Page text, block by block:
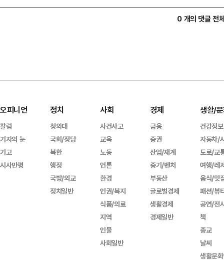
0 개의 댓글 전
오피니언
칼럼
기자의 눈
기고
시사만평
정치
청와대
국회/정당
북한
행정
국방/외교
정치일반
사회
사건사고
교육
노동
언론
환경
인권/복지
식품/의료
지역
인물
사회일반
경제
금융
증권
산업/재계
중기/벤처
부동산
글로벌경제
생활경제
경제일반
생활/
건강정보
자동차/
도로/교
여행/레
음식/맛
패션/뷰
공연/전
책
종교
날씨
생활문